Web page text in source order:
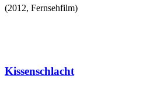
(2012, Fernsehfilm)
Kissenschlacht